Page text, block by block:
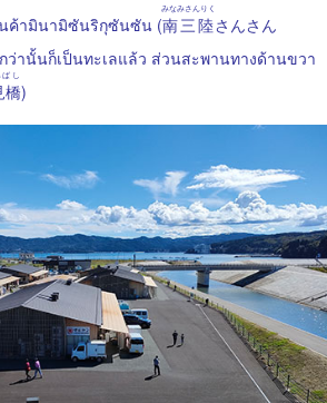
นค้ามินามิซันริกุซันซัน (南三陸
みなみさんりく
さんさん
ว่านั้นก็เป็นทะเลแล้ว ส่วนสะพานทางด้านขวา
橋
し
)